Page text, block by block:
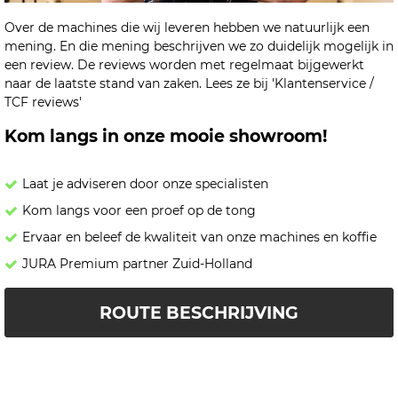
Over de machines die wij leveren hebben we natuurlijk een
mening. En die mening beschrijven we zo duidelijk mogelijk in
een review. De reviews worden met regelmaat bijgewerkt
naar de laatste stand van zaken. Lees ze bij 'Klantenservice /
TCF reviews'
Kom langs in onze mooie showroom!
Laat je adviseren door onze specialisten
Kom langs voor een proef op de tong
Ervaar en beleef de kwaliteit van onze machines en koffie
JURA Premium partner Zuid-Holland
ROUTE BESCHRIJVING